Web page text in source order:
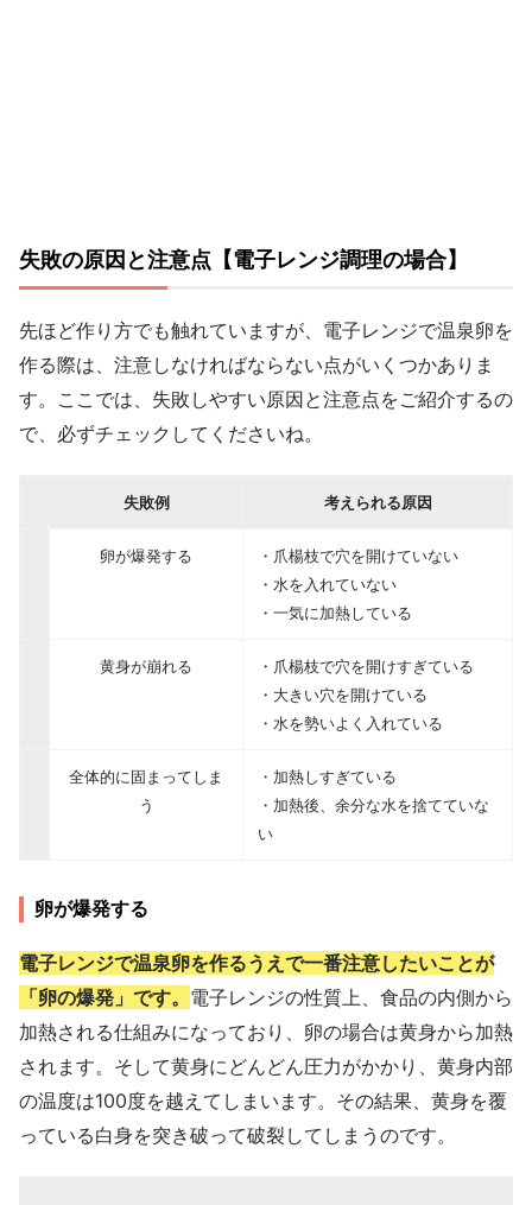
失敗の原因と注意点【電子レンジ調理の場合】
先ほど作り方でも触れていますが、電子レンジで温泉卵を
作る際は、注意しなければならない点がいくつかありま
す。ここでは、失敗しやすい原因と注意点をご紹介するの
で、必ずチェックしてくださいね。
失敗例 考えられる原因
卵が爆発する
・爪楊枝で穴を開けていない
・水を入れていない
・一気に加熱している
黄身が崩れる
・爪楊枝で穴を開けすぎている
・大きい穴を開けている
・水を勢いよく入れている
全体的に固まってしま
う
・加熱しすぎている
・加熱後、余分な水を捨てていな
い
卵が爆発する
電子レンジで温泉卵を作るうえで一番注意したいことが
「卵の爆発」です。 電子レンジの性質上、食品の内側から
加熱される仕組みになっており、卵の場合は黄身から加熱
されます。そして黄身にどんどん圧力がかかり、黄身内部
の温度は100度を越えてしまいます。その結果、黄身を覆
っている白身を突き破って破裂してしまうのです。